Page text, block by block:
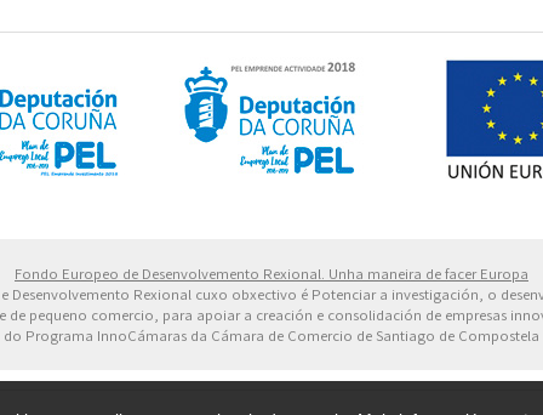
Fondo Europeo de Desenvolvemento Rexional. Unha maneira de facer Europa
Desenvolvemento Rexional cuxo obxectivo é Potenciar a investigación, o
de pequeno comercio, para apoiar a creación e consolidación de empresas
do Programa InnoCámaras da Cámara de Comercio de Santiago de Compostela